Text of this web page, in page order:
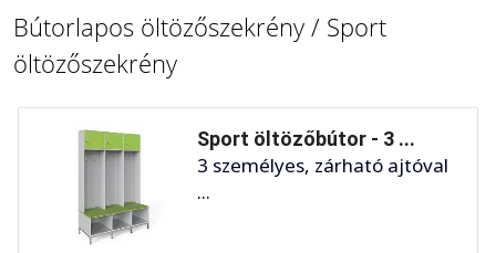
Bútorlapos öltözőszekrény / Sport
öltözőszekrény
Sport öltözőbútor - 3 ...
3 személyes, zárható ajtóval
...